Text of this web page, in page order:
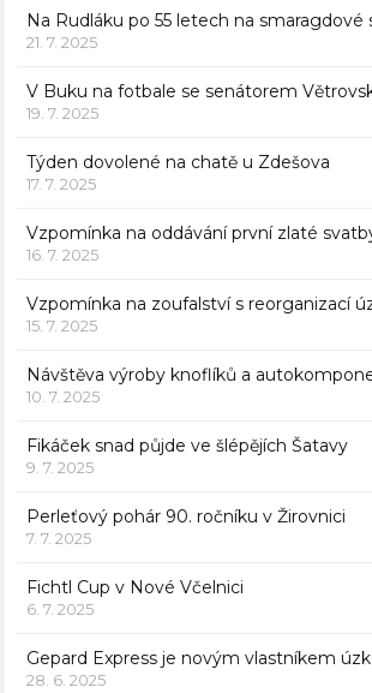
Na Rudláku po 55 letech na smaragdové
21. 7. 2025
V Buku na fotbale se senátorem
19. 7. 2025
Týden dovolené na chatě u Zdešova
17. 7. 2025
Vzpomínka na oddávání první zlaté
16. 7. 2025
Vzpomínka na zoufalství s reorganizací
15. 7. 2025
Návštěva výroby knoflíků a
10. 7. 2025
Fikáček snad půjde ve šlépějích Šatavy
9. 7. 2025
Perleťový pohár 90. ročníku v Žirovnici
7. 7. 2025
Fichtl Cup v Nové Včelnici
6. 7. 2025
Gepard Express je novým vlastníkem
28. 6. 2025